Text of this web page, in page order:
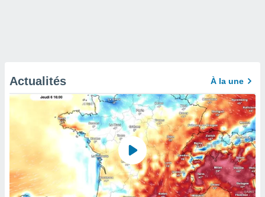
Actualités À la une